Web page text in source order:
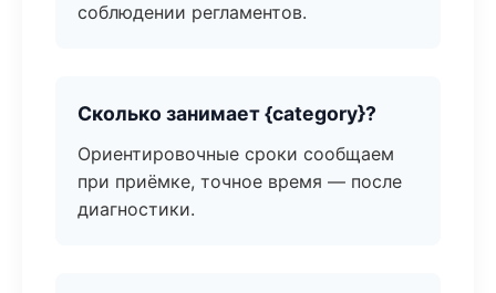
соблюдении регламентов.
Сколько занимает {category}?
Ориентировочные сроки сообщаем
при приёмке, точное время — после
диагностики.